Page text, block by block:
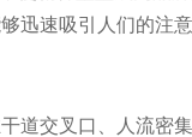
迅速吸引人们的注
道交叉口、人流密